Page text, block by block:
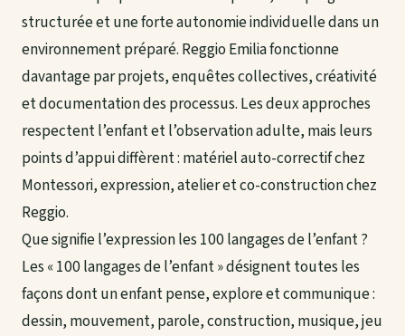
structurée et une forte autonomie individuelle dans un
environnement préparé. Reggio Emilia fonctionne
davantage par projets, enquêtes collectives, créativité
et documentation des processus. Les deux approches
respectent l’enfant et l’observation adulte, mais leurs
points d’appui diffèrent : matériel auto-correctif chez
Montessori, expression, atelier et co-construction chez
Reggio.
Que signifie l’expression les 100 langages de l’enfant ?
Les « 100 langages de l’enfant » désignent toutes les
façons dont un enfant pense, explore et communique :
dessin, mouvement, parole, construction, musique, jeu